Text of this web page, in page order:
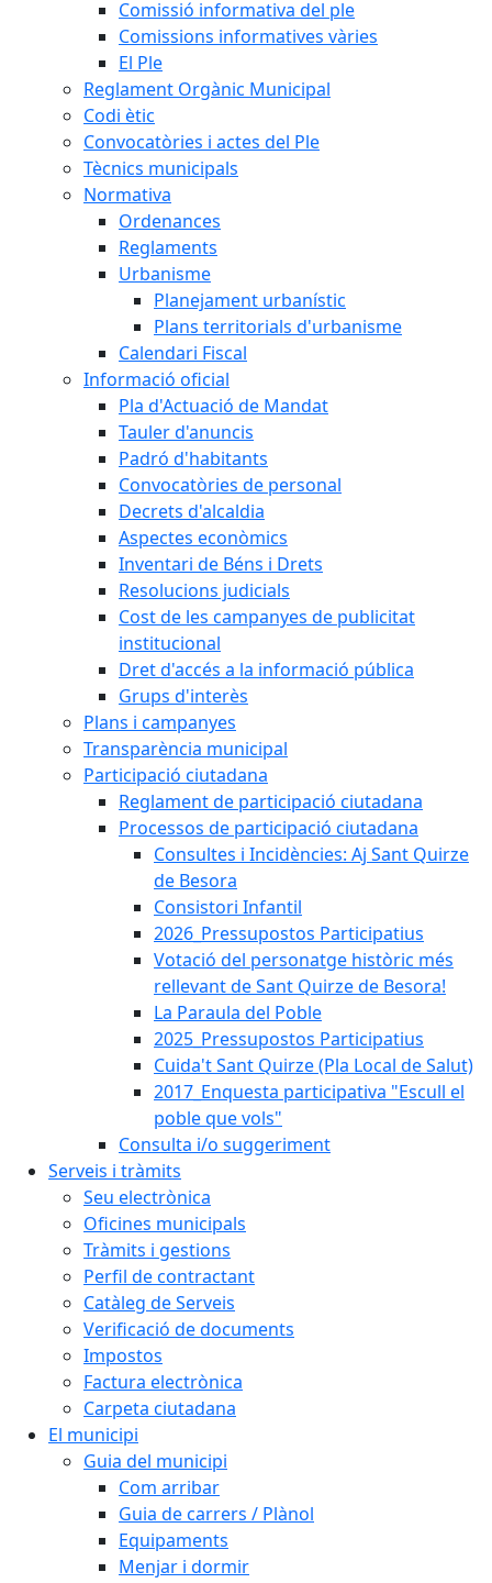
Comissió informativa del ple
Comissions informatives vàries
El Ple
Reglament Orgànic Municipal
Codi ètic
Convocatòries i actes del Ple
Tècnics municipals
Normativa
Ordenances
Reglaments
Urbanisme
Planejament urbanístic
Plans territorials d'urbanisme
Calendari Fiscal
Informació oficial
Pla d'Actuació de Mandat
Tauler d'anuncis
Padró d'habitants
Convocatòries de personal
Decrets d'alcaldia
Aspectes econòmics
Inventari de Béns i Drets
Resolucions judicials
Cost de les campanyes de publicitat
institucional
Dret d'accés a la informació pública
Grups d'interès
Plans i campanyes
Transparència municipal
Participació ciutadana
Reglament de participació ciutadana
Processos de participació ciutadana
Consultes i Incidències: Aj Sant Quirze
de Besora
Consistori Infantil
2026_Pressupostos Participatius
Votació del personatge històric més
rellevant de Sant Quirze de Besora!
La Paraula del Poble
2025_Pressupostos Participatius
Cuida't Sant Quirze (Pla Local de Salut)
2017_Enquesta participativa "Escull el
poble que vols"
Consulta i/o suggeriment
Serveis i tràmits
Seu electrònica
Oficines municipals
Tràmits i gestions
Perfil de contractant
Catàleg de Serveis
Verificació de documents
Impostos
Factura electrònica
Carpeta ciutadana
El municipi
Guia del municipi
Com arribar
Guia de carrers / Plànol
Equipaments
Menjar i dormir